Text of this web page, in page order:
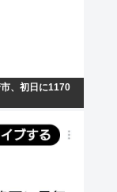
、初日に1170